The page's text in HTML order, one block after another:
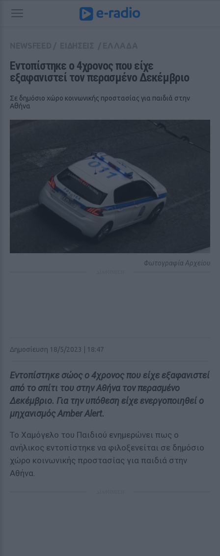
Εντοπίστηκε ο 4χρονος που είχε
εξαφανιστεί τον περασμένο Δεκέμβριο
Σε δημόσιο χώρο κοινωνικής προστασίας για παιδιά στην
Αθήνα
Φωτογραφία Αρχείου
Δημοσίευση 18/5/2023 | 18:47
Εντοπίστηκε σώος ο 4χρονος που είχε εξαφανιστεί
από το σπίτι του στην Αθήνα τον περασμένο
Δεκέμβριο. Για την υπόθεση είχε ενεργοποιηθεί ο
μηχανισμός Amber Alert.
Το Χαμόγελο του Παιδιού ενημερώνει πως ο
ανήλικος εντοπίστηκε να φιλοξενείται σε δημόσιο
χώρο κοινωνικής προστασίας για παιδιά στην
Αθήνα.